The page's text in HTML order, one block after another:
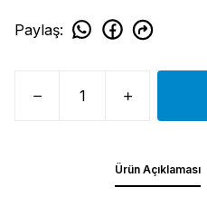
Paylaş:
Ürün Açıklaması